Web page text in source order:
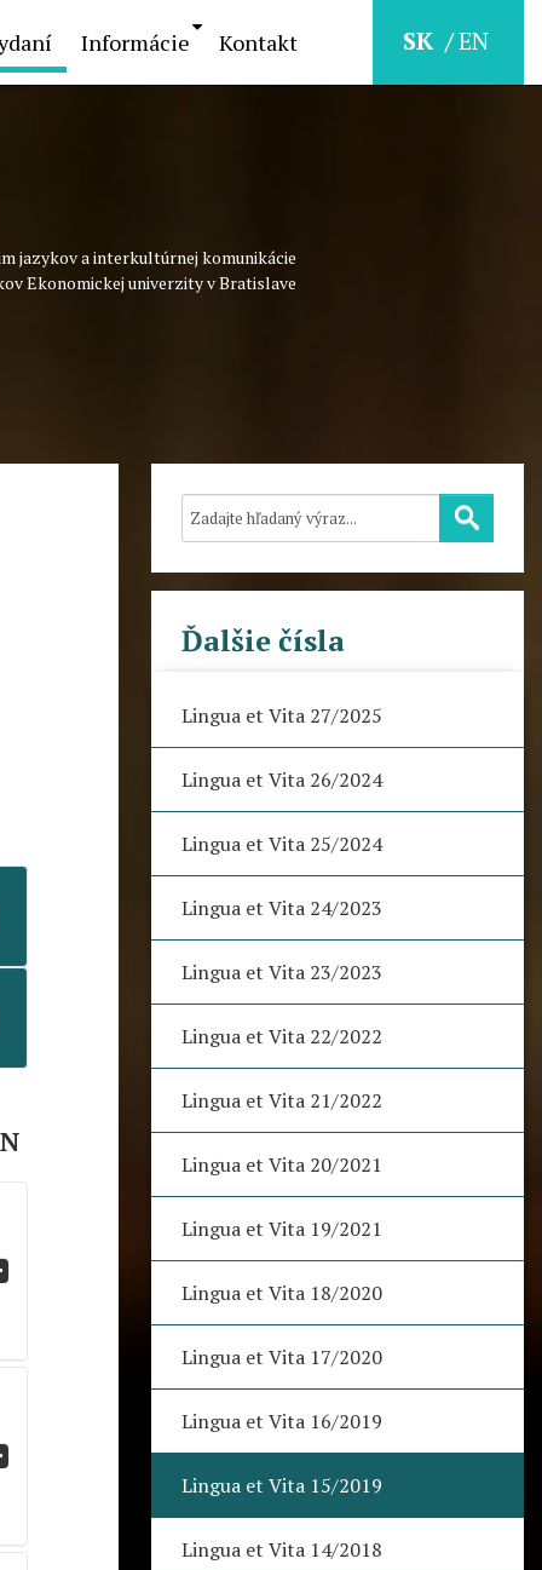
SK EN
Informácie Kontakt
jazykov a interkultúrnej komunikácie
Ekonomickej univerzity v Bratislave
Ďalšie čísla
Lingua et Vita 27/2025
Lingua et Vita 26/2024
Lingua et Vita 25/2024
Lingua et Vita 24/2023
Lingua et Vita 23/2023
Lingua et Vita 22/2022
Lingua et Vita 21/2022
Lingua et Vita 20/2021
Lingua et Vita 19/2021
Lingua et Vita 18/2020
Lingua et Vita 17/2020
Lingua et Vita 16/2019
Lingua et Vita 15/2019
Lingua et Vita 14/2018